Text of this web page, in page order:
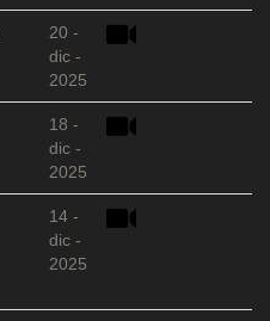
20 -
dic -
2025
18 -
dic -
2025
14 -
dic -
2025